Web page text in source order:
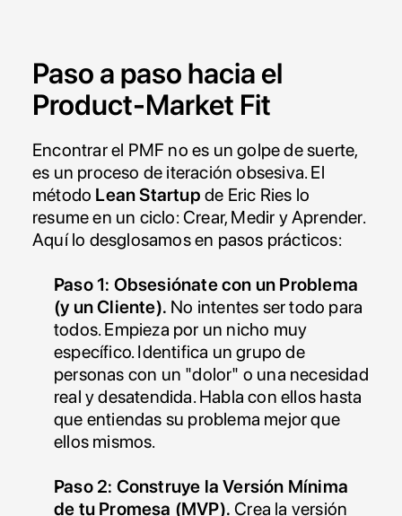
Paso a paso hacia el
Product-Market Fit
Encontrar el PMF no es un golpe de suerte,
es un proceso de iteración obsesiva. El
método Lean Startup de Eric Ries lo
resume en un ciclo: Crear, Medir y Aprender.
Aquí lo desglosamos en pasos prácticos:
Paso 1: Obsesiónate con un Problema
(y un Cliente). No intentes ser todo para
todos. Empieza por un nicho muy
específico. Identifica un grupo de
personas con un "dolor" o una necesidad
real y desatendida. Habla con ellos hasta
que entiendas su problema mejor que
ellos mismos.
Paso 2: Construye la Versión Mínima
de tu Promesa (MVP). Crea la versión